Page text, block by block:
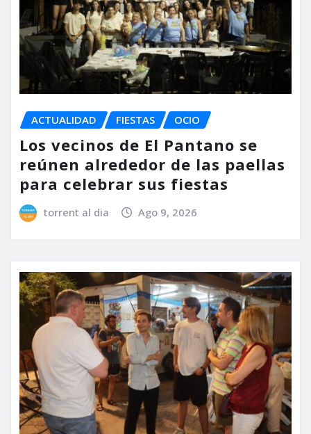
ACTUALIDAD FIESTAS OCIO
Los vecinos de El Pantano se
reúnen alrededor de las paellas
para celebrar sus fiestas
torrent al dia Ago 9, 2026